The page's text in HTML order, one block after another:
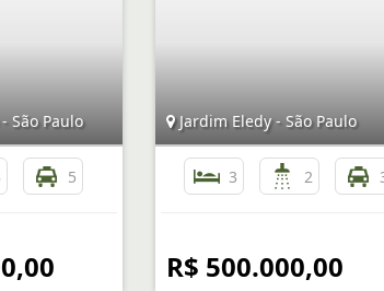
São Paulo
5
Jardim Eledy - São Paulo
3 2
R$ 500.000,00